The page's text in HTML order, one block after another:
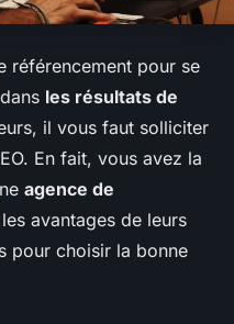
référencement pour se
les résultats de
il vous faut solliciter
En fait, vous avez la
agence de
avantages de leurs
pour choisir la bonne